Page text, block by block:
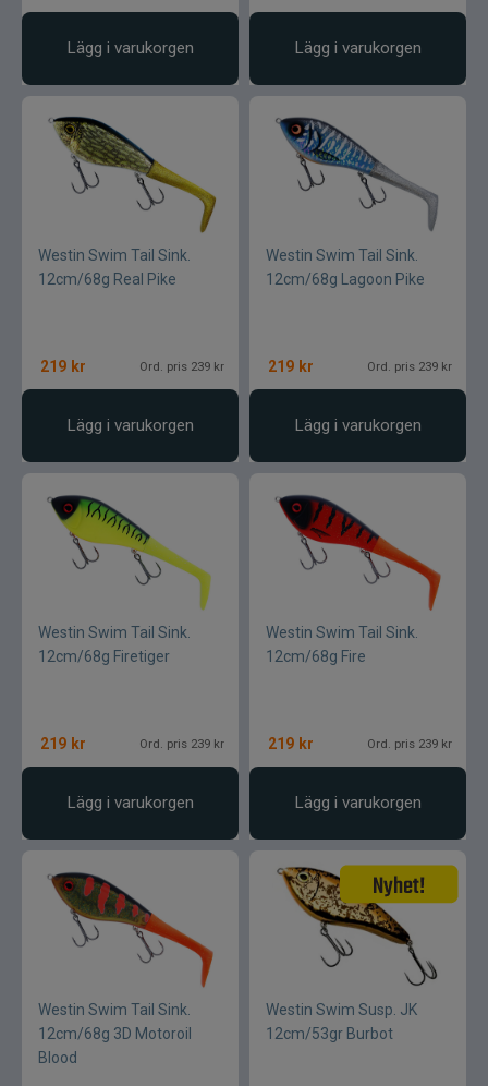
Lägg i varukorgen Lägg i varukorgen
Westin Swim Tail Sink.
12cm/68g Real Pike
219 kr Ord. pris 239 kr
Lägg i varukorgen
Westin Swim Tail Sink.
12cm/68g Lagoon Pike
219 kr Ord. pris 239 kr
Lägg i varukorgen
Westin Swim Tail Sink.
12cm/68g Firetiger
219 kr Ord. pris 239 kr
Lägg i varukorgen
Westin Swim Tail Sink.
12cm/68g Fire
219 kr Ord. pris 239 kr
Lägg i varukorgen
Westin Swim Tail Sink.
12cm/68g 3D Motoroil
Blood
Westin Swim Susp. JK
12cm/53gr Burbot